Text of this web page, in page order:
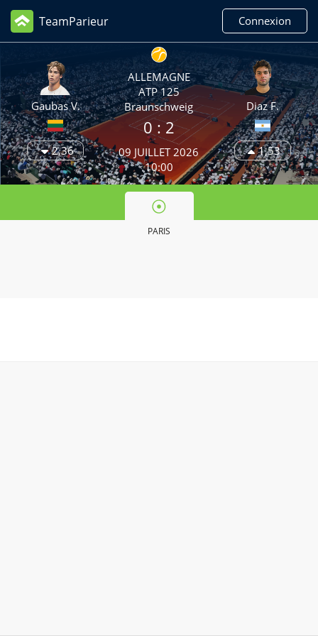
TeamParieur Connexion
Gaubas V.
2,36
ALLEMAGNE
ATP 125
Braunschweig
0 :2
09 JUILLET 2026
10:00
Diaz F.
1,53
PARIS